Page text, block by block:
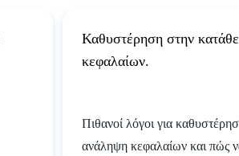
Καθυστέρηση στην
κεφαλαίων.
Πιθανοί λόγοι για
ανάληψη κεφαλαίων και πώς